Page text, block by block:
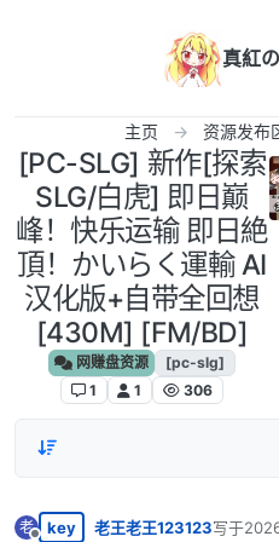
真紅
主页 资源发布
[PC-SLG] 新作[探索
SLG/白虎] 即日巅
峰！快乐运输 即日絶
頂！かいらく運輸 AI
汉化版+自带全回想
[430M] [FM/BD]
网赚盘资源
[pc-slg]
1
1 306
老 key 老王老王123123写于
最后由